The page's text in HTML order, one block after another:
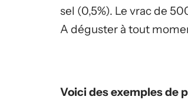
sel (0,5%). Le vrac de
A déguster à tout
Voici des exemples de